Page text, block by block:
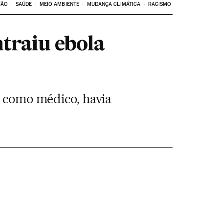
SAÚDE MEIO AMBIENTE MUDANÇA CLIMÁTICA RACISMO
ebola
médico, havia